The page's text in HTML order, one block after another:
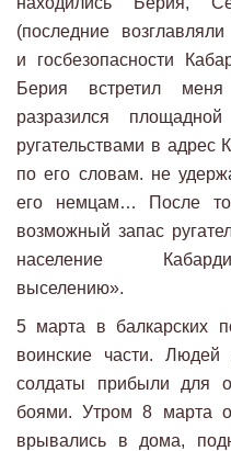
(последние
и госбезопасности
Берия встретил
разразился
ругательствами в адрес
по его словам. не
его немцам… После
возможный запас
население
выселению».
5 марта в балкарских
воинские части.
солдаты прибыли для
боями. Утром 8 марта
врывались в дома,